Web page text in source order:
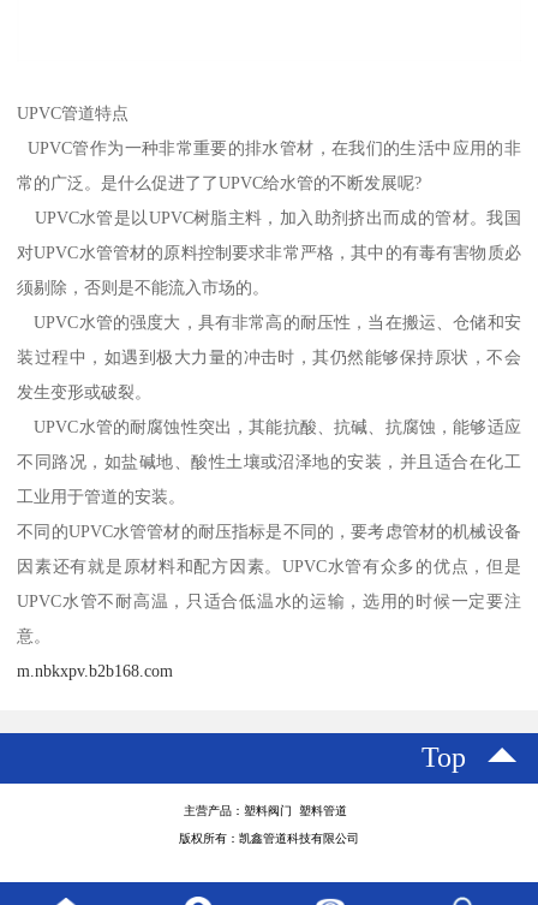
UPVC管道特点
UPVC管作为一种非常重要的排水管材，在我们的生活中应用的非
常的广泛。是什么促进了了UPVC给水管的不断发展呢?
UPVC水管是以UPVC树脂主料，加入助剂挤出而成的管材。我国
对UPVC水管管材的原料控制要求非常严格，其中的有毒有害物质必
须剔除，否则是不能流入市场的。
UPVC水管的强度大，具有非常高的耐压性，当在搬运、仓储和安
装过程中，如遇到极大力量的冲击时，其仍然能够保持原状，不会
发生变形或破裂。
UPVC水管的耐腐蚀性突出，其能抗酸、抗碱、抗腐蚀，能够适应
不同路况，如盐碱地、酸性土壤或沼泽地的安装，并且适合在化工
工业用于管道的安装。
不同的UPVC水管管材的耐压指标是不同的，要考虑管材的机械设备
因素还有就是原材料和配方因素。UPVC水管有众多的优点，但是
UPVC水管不耐高温，只适合低温水的运输，选用的时候一定要注
意。
m.nbkxpv.b2b168.com
Top
主营产品：塑料阀门 塑料管道
版权所有：凯鑫管道科技有限公司